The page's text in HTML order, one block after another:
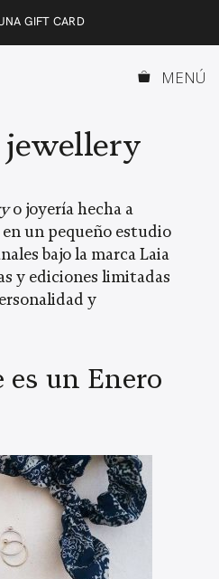
GIFT CARD
MENÚ
o joyería hecha a
un pequeño estudio
bajo la marca Laia
y ediciones limitadas
y
es un Enero